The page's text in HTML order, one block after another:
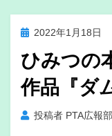
投
日:
2022年1月18日
ひみつの
作品『ダ
投稿者 PTA広報部